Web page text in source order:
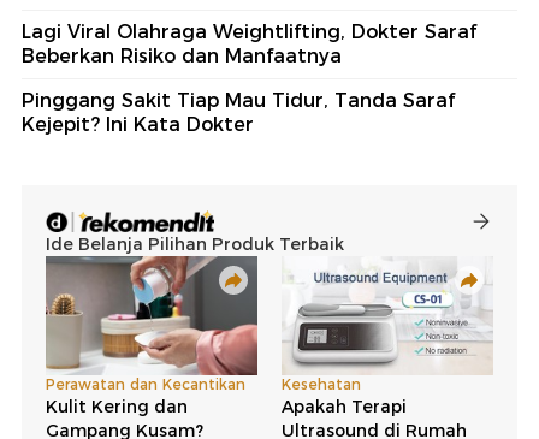
Lagi Viral Olahraga Weightlifting, Dokter Saraf
Beberkan Risiko dan Manfaatnya
Pinggang Sakit Tiap Mau Tidur, Tanda Saraf
Kejepit? Ini Kata Dokter